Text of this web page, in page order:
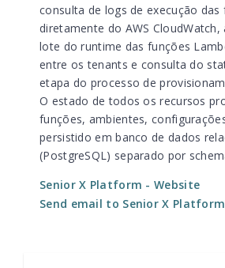
consulta de logs de execução das
diretamente do AWS
lote do runtime das funções
entre os tenants e consulta do
etapa do processo de
O estado de todos os recursos
funções, ambientes,
persistido em banco de dados
(PostgreSQL) separado por
Senior X Platform - Website
Send email to Senior X Platform